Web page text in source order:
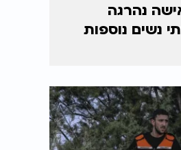
נהרגה
נשים נוספות